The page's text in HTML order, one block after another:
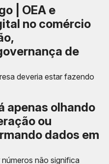
| OEA e
no comércio
de
deveria estar fazendo
apenas olhando
ou
dados em
não significa